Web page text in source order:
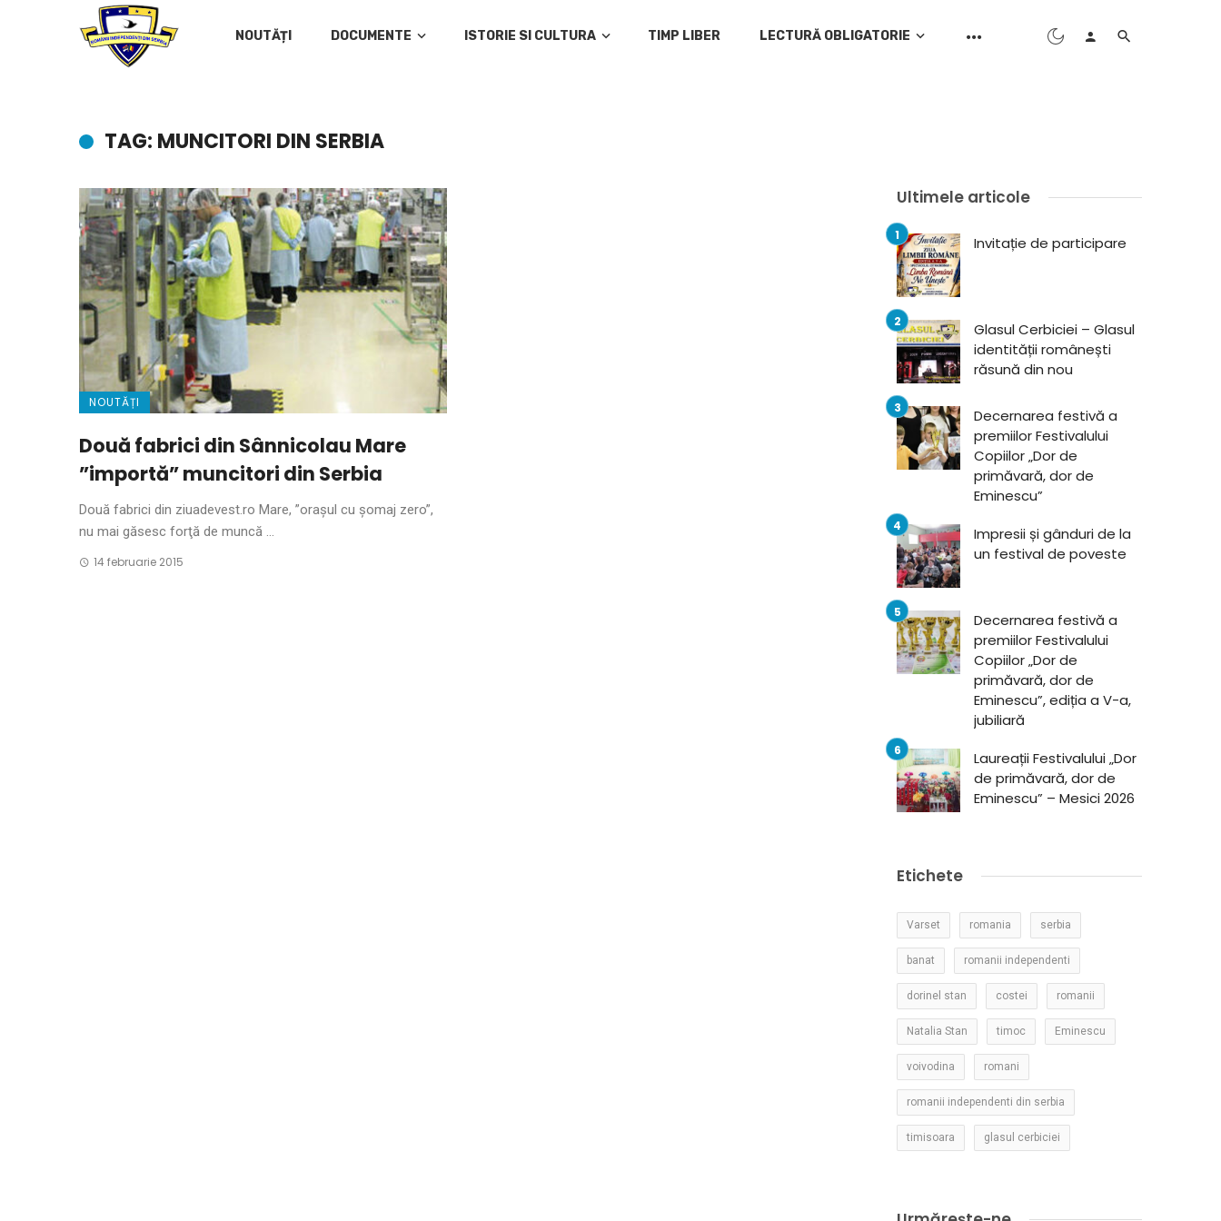
NOUTĂȚI DOCUMENTE ISTORIE SI CULTURA TIMP LIBER LECTURĂ OBLIGATORIE
TAG: MUNCITORI DIN SERBIA
NOUTĂȚI
Două fabrici din Sânnicolau Mare
”importă” muncitori din Serbia
Două fabrici din ziuadevest.ro Mare, ”oraşul cu şomaj zero”,
nu mai găsesc forţă de muncă ...
14 februarie 2015
Ultimele articole
Invitație de participare
Glasul Cerbiciei – Glasul
identității românești
răsună din nou
Decernarea festivă a
premiilor Festivalului
Copiilor „Dor de
primăvară, dor de
Eminescu”
Impresii și gânduri de la
un festival de poveste
Decernarea festivă a
premiilor Festivalului
Copiilor „Dor de
primăvară, dor de
Eminescu”, ediția a V-a,
jubiliară
Laureații Festivalului „Dor
de primăvară, dor de
Eminescu” – Mesici 2026
Etichete
Varset romania serbia
banat romanii independenti
dorinel stan costei romanii
Natalia Stan timoc Eminescu
voivodina romani
romanii independenti din serbia
timisoara glasul cerbiciei